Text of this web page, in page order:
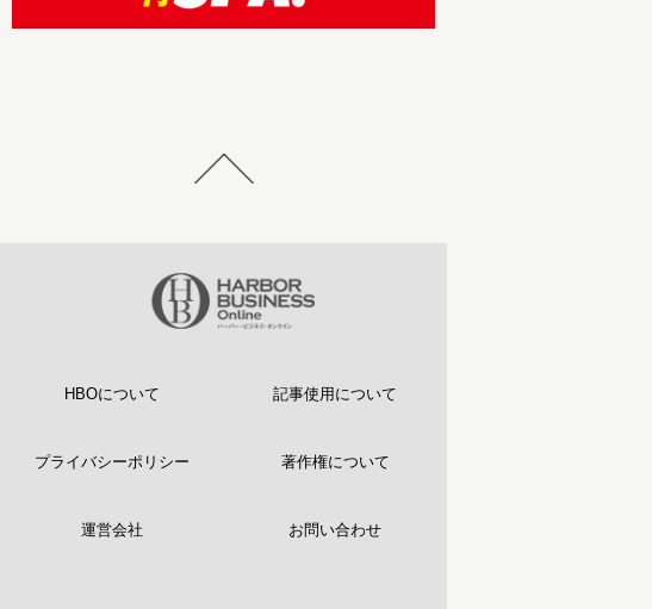
HBOについて 記事使用について
プライバシーポリシー 著作権について
運営会社 お問い合わせ